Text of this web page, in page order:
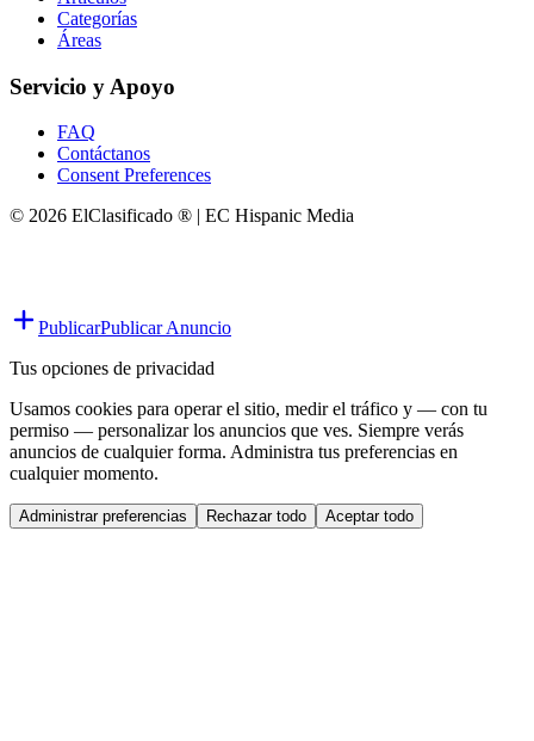
Categorías
Áreas
Servicio y Apoyo
FAQ
Contáctanos
Consent Preferences
© 2026 ElClasificado ® | EC Hispanic Media
PublicarPublicar Anuncio
Tus opciones de privacidad
Usamos cookies para operar el sitio, medir el tráfico y — con tu
permiso — personalizar los anuncios que ves. Siempre verás
anuncios de cualquier forma. Administra tus preferencias en
cualquier momento.
Administrar preferencias Rechazar todo Aceptar todo